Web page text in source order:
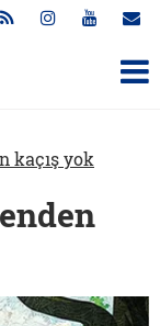
kaçış yok